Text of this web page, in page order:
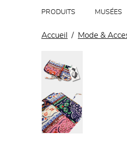
PRODUITS MUSÉES
Accueil Mode &